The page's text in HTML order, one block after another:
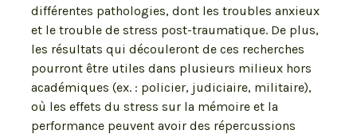
différentes pathologies, dont les troubles anxieux
et le trouble de stress post-traumatique. De plus,
les résultats qui découleront de ces recherches
pourront être utiles dans plusieurs milieux hors
académiques (ex. : policier, judiciaire, militaire),
où les effets du stress sur la mémoire et la
performance peuvent avoir des répercussions